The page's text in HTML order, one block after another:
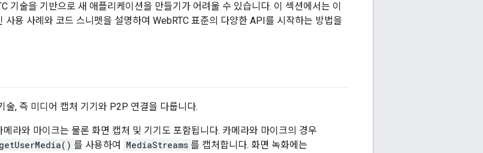
기술을 기반으로 새 애플리케이션을 만들기가 어려울 수 있습니다. 이 섹션에서는 이
사용 사례와 코드 스니펫을 설명하여 WebRTC 표준의 다양한 API를 시작하는 방법을
술, 즉 미디어 캡처 기기와 P2P 연결을 다룹니다.
라와 마이크는 물론 화면 캡처 및 기기도 포함됩니다. 카메라와 마이크의 경우
를 사용하여 MediaStreams 를 캡처합니다. 화면 녹화에는